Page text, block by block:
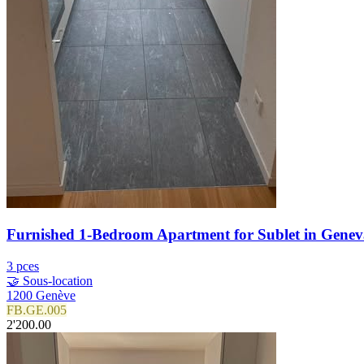
Furnished 1-Bedroom Apartment for Sublet in
3 pces
🤝 Sous-location
1200 Genève
FB.GE.005
2'200.00